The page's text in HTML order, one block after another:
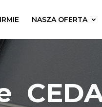
NASZA OFERTA